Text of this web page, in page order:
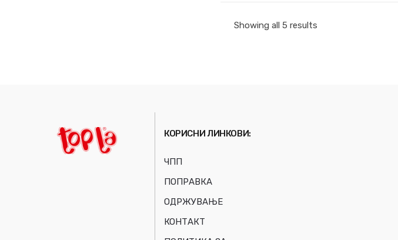
Showing all 5 results
КОРИСНИ ЛИНКОВИ:
ЧПП
ПОПРАВКА
ОДРЖУВАЊЕ
КОНТАКТ